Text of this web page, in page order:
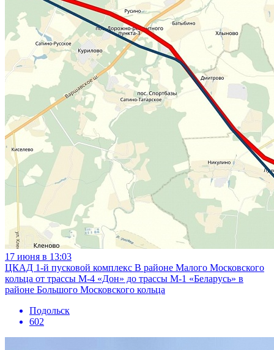
17 июня в 13:03
ЦКАД 1-й пусковой комплекс В районе Малого Московского
кольца от трассы М-4 «Дон» до трассы М-1 «Беларусь» в
районе Большого Московского кольца
Подольск
602